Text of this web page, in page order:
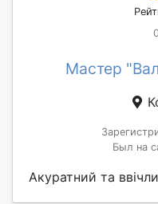
Мастер
Был на
Акуратний та